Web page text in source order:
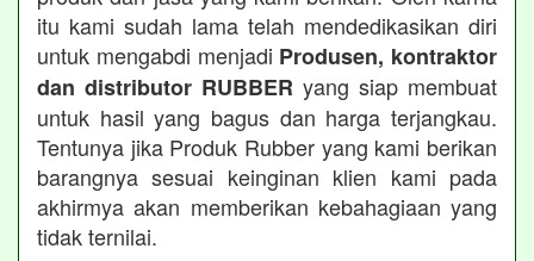
itu kami sudah lama telah mendedikasikan diri
untuk mengabdi menjadi Produsen, kontraktor
dan distributor RUBBER yang siap membuat
untuk hasil yang bagus dan harga terjangkau.
Tentunya jika Produk Rubber yang kami berikan
barangnya sesuai keinginan klien kami pada
akhirmya akan memberikan kebahagiaan yang
tidak ternilai.